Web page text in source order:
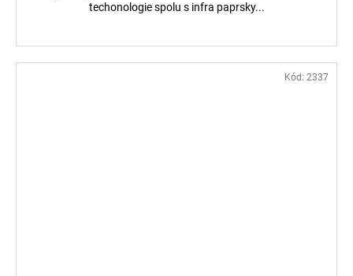
techonologie spolu s infra paprsky...
Kód: 2337